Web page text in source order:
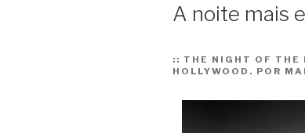
A noite mais
:: THE NIGHT OF THE
HOLLYWOOD. POR